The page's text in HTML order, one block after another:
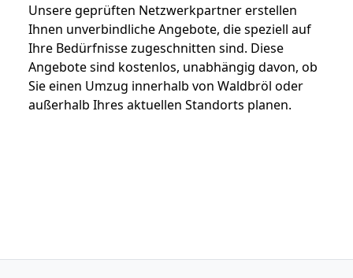
Unsere geprüften Netzwerkpartner erstellen
Ihnen unverbindliche Angebote, die speziell auf
Ihre Bedürfnisse zugeschnitten sind. Diese
Angebote sind kostenlos, unabhängig davon, ob
Sie einen Umzug innerhalb von Waldbröl oder
außerhalb Ihres aktuellen Standorts planen.